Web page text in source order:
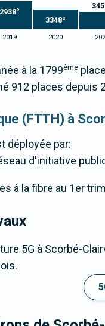
2938e
3348e
2019 2020
à la 1799ème
912 places depuis
(FTTH) à
déployée par:
d'initiative
à la fibre au 1er
5G à Scorbé-